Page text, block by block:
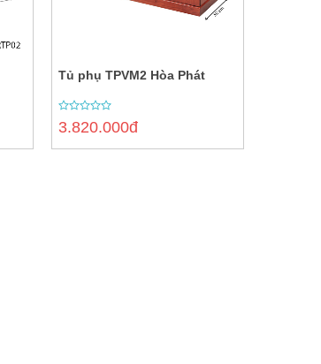
Tủ phụ TPVM2 Hòa Phát
0
out
3.820.000đ